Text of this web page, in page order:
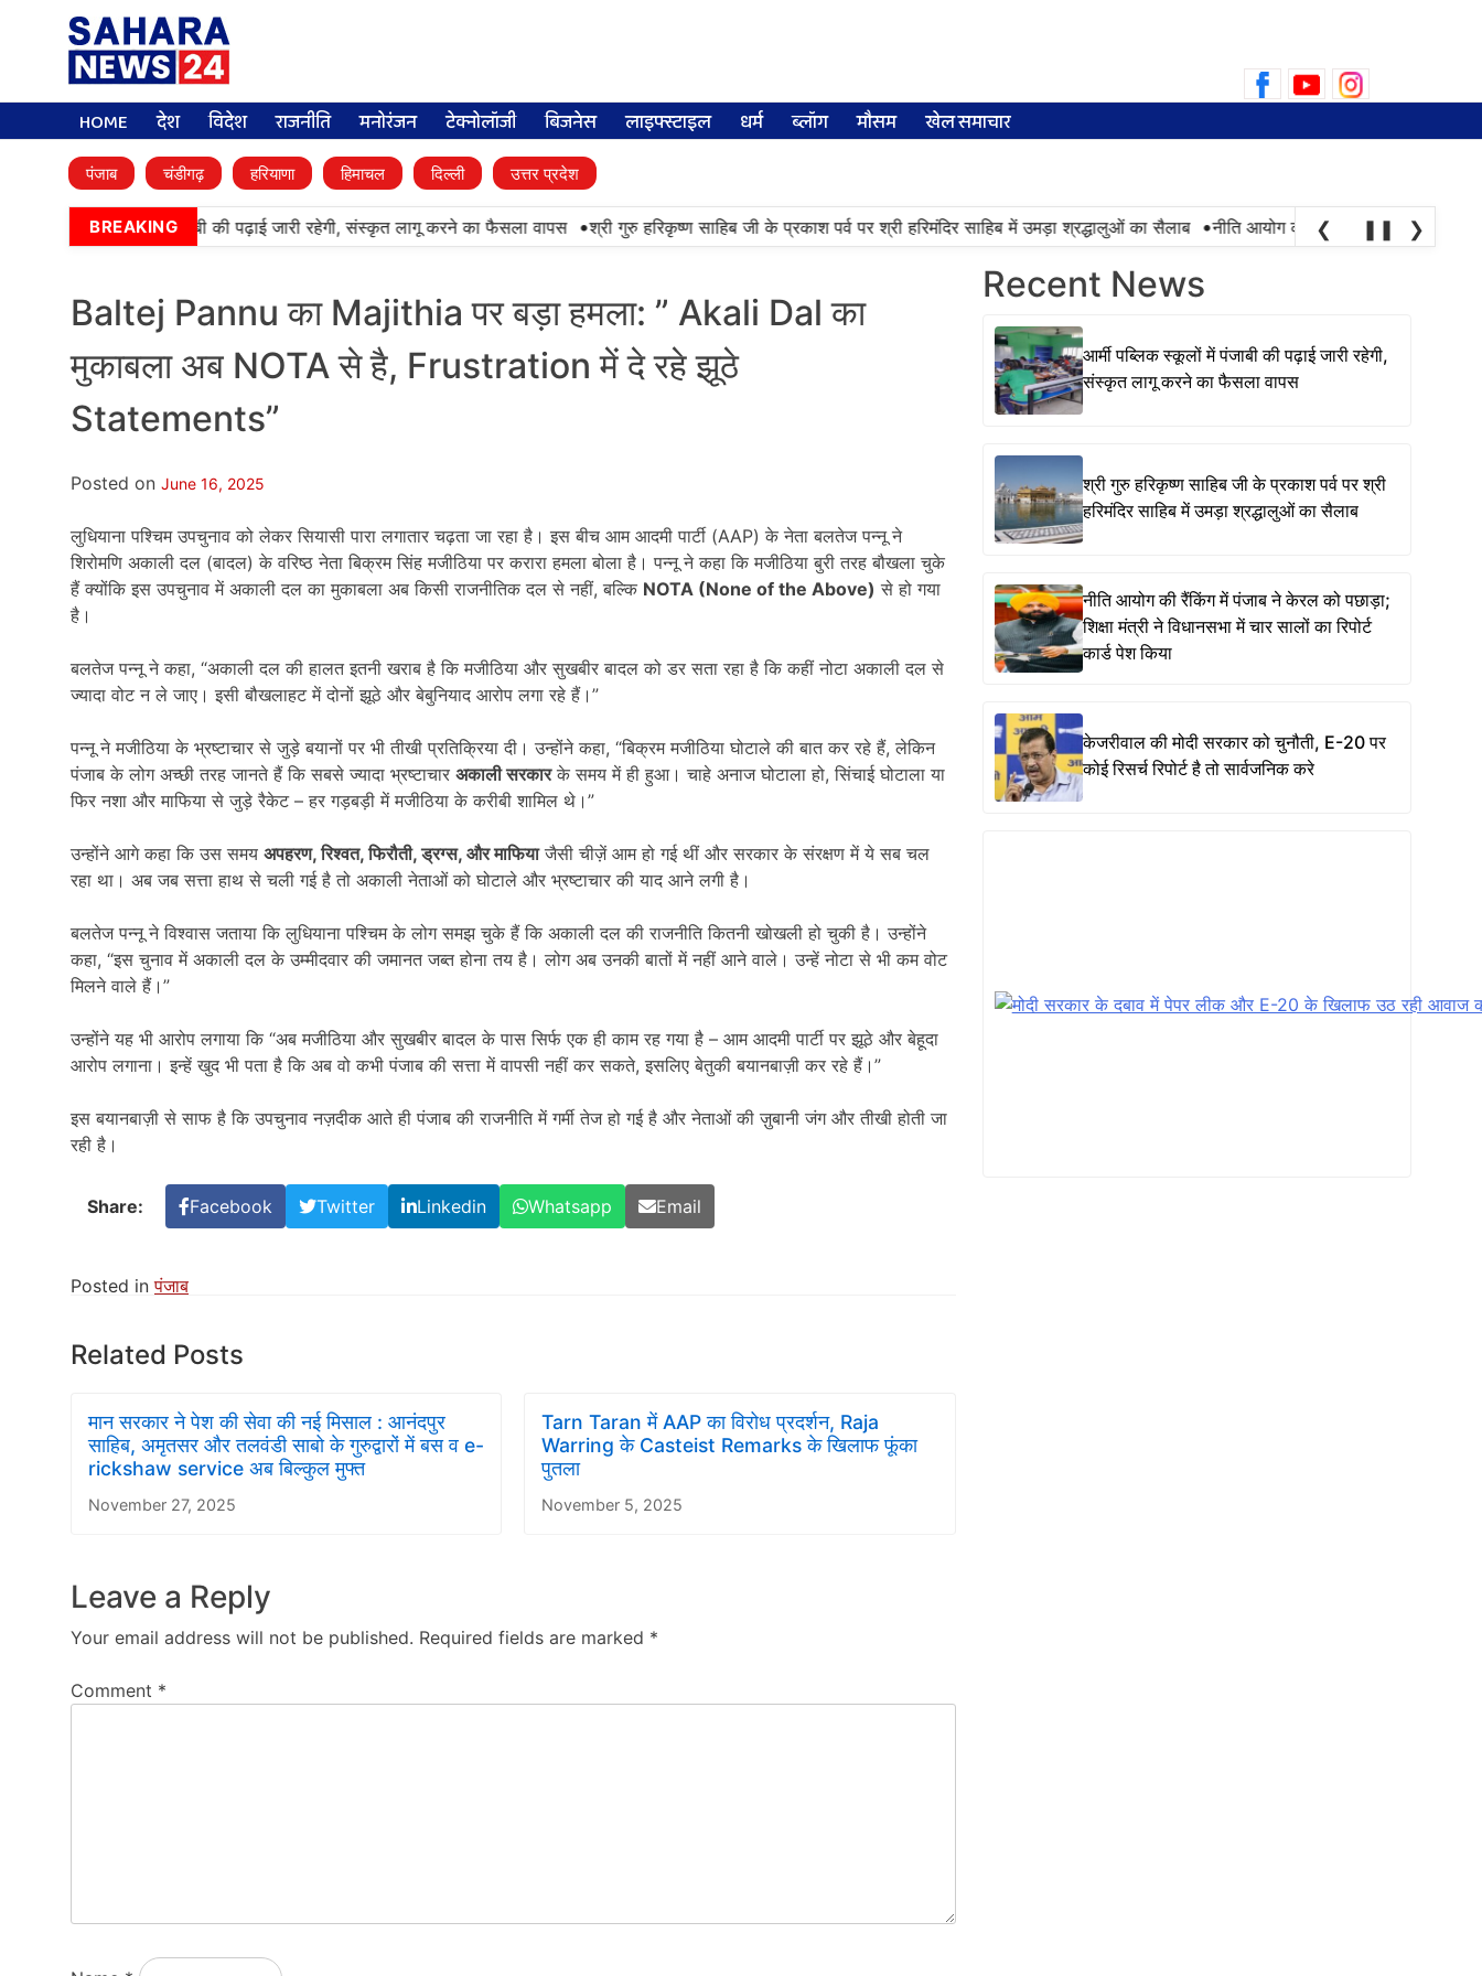
for:
HOME देश विदेश राजनीति मनोरंजन टेक्नोलॉजी बिजनेस लाइफ्स्टाइल धर्म ब्लॉग मौसम खेल समाचार
पंजाब चंडीगढ़ हरियाणा हिमाचल दिल्ली उत्तर प्रदेश
BREAKING
आर्मी पब्लिक स्कूलों में पंजाबी की पढ़ाई जारी रहेगी, संस्कृत लागू करने का फैसला वापस • श्री गुरु हरिकृष्ण साहिब जी के प्रकाश पर्व पर श्री हरिमंदिर साहिब में उमड़ा श्रद्धालुओं का सैलाब • नीति आयोग की रैंकिंग में पंजाब ने केरल को
❮ ❚❚ ❯
Baltej Pannu का Majithia पर बड़ा हमला: ” Akali Dal का
मुकाबला अब NOTA से है, Frustration में दे रहे झूठे
Statements”
Posted on June 16, 2025
लुधियाना पश्चिम उपचुनाव को लेकर सियासी पारा लगातार चढ़ता जा रहा है। इस बीच आम आदमी पार्टी (AAP) के नेता बलतेज पन्नू ने
शिरोमणि अकाली दल (बादल) के वरिष्ठ नेता बिक्रम सिंह मजीठिया पर करारा हमला बोला है। पन्नू ने कहा कि मजीठिया बुरी तरह बौखला चुके
हैं क्योंकि इस उपचुनाव में अकाली दल का मुकाबला अब किसी राजनीतिक दल से नहीं, बल्कि NOTA (None of the Above) से हो गया
है।
बलतेज पन्नू ने कहा, “अकाली दल की हालत इतनी खराब है कि मजीठिया और सुखबीर बादल को डर सता रहा है कि कहीं नोटा अकाली दल से
ज्यादा वोट न ले जाए। इसी बौखलाहट में दोनों झूठे और बेबुनियाद आरोप लगा रहे हैं।”
पन्नू ने मजीठिया के भ्रष्टाचार से जुड़े बयानों पर भी तीखी प्रतिक्रिया दी। उन्होंने कहा, “बिक्रम मजीठिया घोटाले की बात कर रहे हैं, लेकिन
पंजाब के लोग अच्छी तरह जानते हैं कि सबसे ज्यादा भ्रष्टाचार अकाली सरकारके समय में ही हुआ। चाहे अनाज घोटाला हो, सिंचाई घोटाला या
फिर नशा और माफिया से जुड़े रैकेट – हर गड़बड़ी में मजीठिया के करीबी शामिल थे।”
उन्होंने आगे कहा कि उस समय अपहरण,रिश्वत,फिरौती,ड्रग्स, और माफियाजैसी चीज़ें आम हो गई थीं और सरकार के संरक्षण में ये सब चल
रहा था। अब जब सत्ता हाथ से चली गई है तो अकाली नेताओं को घोटाले और भ्रष्टाचार की याद आने लगी है।
बलतेज पन्नू ने विश्वास जताया कि लुधियाना पश्चिम के लोग समझ चुके हैं कि अकाली दल की राजनीति कितनी खोखली हो चुकी है। उन्होंने
कहा, “इस चुनाव में अकाली दल के उम्मीदवार की जमानत जब्त होना तय है। लोग अब उनकी बातों में नहीं आने वाले। उन्हें नोटा से भी कम वोट
मिलने वाले हैं।”
उन्होंने यह भी आरोप लगाया कि “अब मजीठिया और सुखबीर बादल के पास सिर्फ एक ही काम रह गया है – आम आदमी पार्टी पर झूठे और बेहूदा
आरोप लगाना। इन्हें खुद भी पता है कि अब वो कभी पंजाब की सत्ता में वापसी नहीं कर सकते, इसलिए बेतुकी बयानबाज़ी कर रहे हैं।”
इस बयानबाज़ी से साफ है कि उपचुनाव नज़दीक आते ही पंजाब की राजनीति में गर्मी तेज हो गई है और नेताओं की ज़ुबानी जंग और तीखी होती जा
रही है।
Share: Facebook Twitter Linkedin Whatsapp Email
Posted inपंजाब
Related Posts
मान सरकार ने पेश की सेवा की नई मिसाल : आनंदपुर
साहिब, अमृतसर और तलवंडी साबो के गुरुद्वारों में बस व e-
rickshaw service अब बिल्कुल मुफ्त
November 27, 2025
Tarn Taran में AAP का विरोध प्रदर्शन, Raja
Warring के Casteist Remarks के खिलाफ फूंका
पुतला
November 5, 2025
Leave a Reply
Your email address will not be published. Required fields are marked *
Comment *
Recent News
आर्मी पब्लिक स्कूलों में पंजाबी की पढ़ाई जारी रहेगी,
संस्कृत लागू करने का फैसला वापस
श्री गुरु हरिकृष्ण साहिब जी के प्रकाश पर्व पर श्री
हरिमंदिर साहिब में उमड़ा श्रद्धालुओं का सैलाब
नीति आयोग की रैंकिंग में पंजाब ने केरल को पछाड़ा;
शिक्षा मंत्री ने विधानसभा में चार सालों का रिपोर्ट
कार्ड पेश किया
केजरीवाल की मोदी सरकार को चुनौती, E-20 पर
कोई रिसर्च रिपोर्ट है तो सार्वजनिक करे